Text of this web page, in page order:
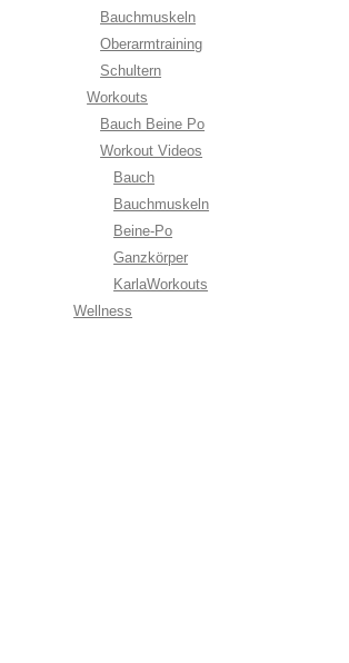
Bauchmuskeln
Oberarmtraining
Schultern
Workouts
Bauch Beine Po
Workout Videos
Bauch
Bauchmuskeln
Beine-Po
Ganzkörper
KarlaWorkouts
Wellness